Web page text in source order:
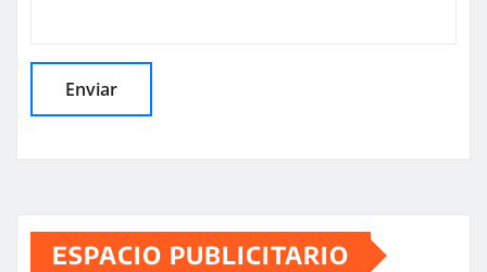
ESPACIO PUBLICITARIO